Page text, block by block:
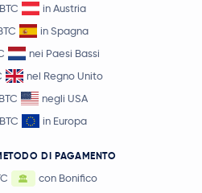
in Austria
in Spagna
nei Paesi Bassi
nel Regno Unito
negli USA
in Europa
DI PAGAMENTO
con Bonifico